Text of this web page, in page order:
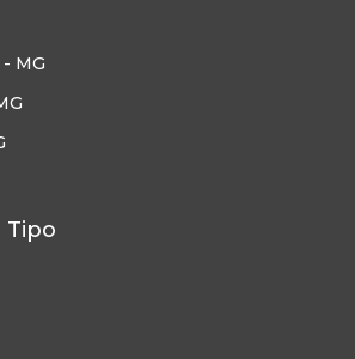
MG
Tipo